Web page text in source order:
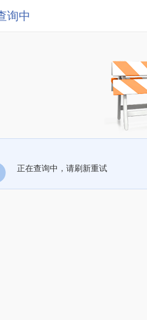
询中
正在查询中，请刷新重试